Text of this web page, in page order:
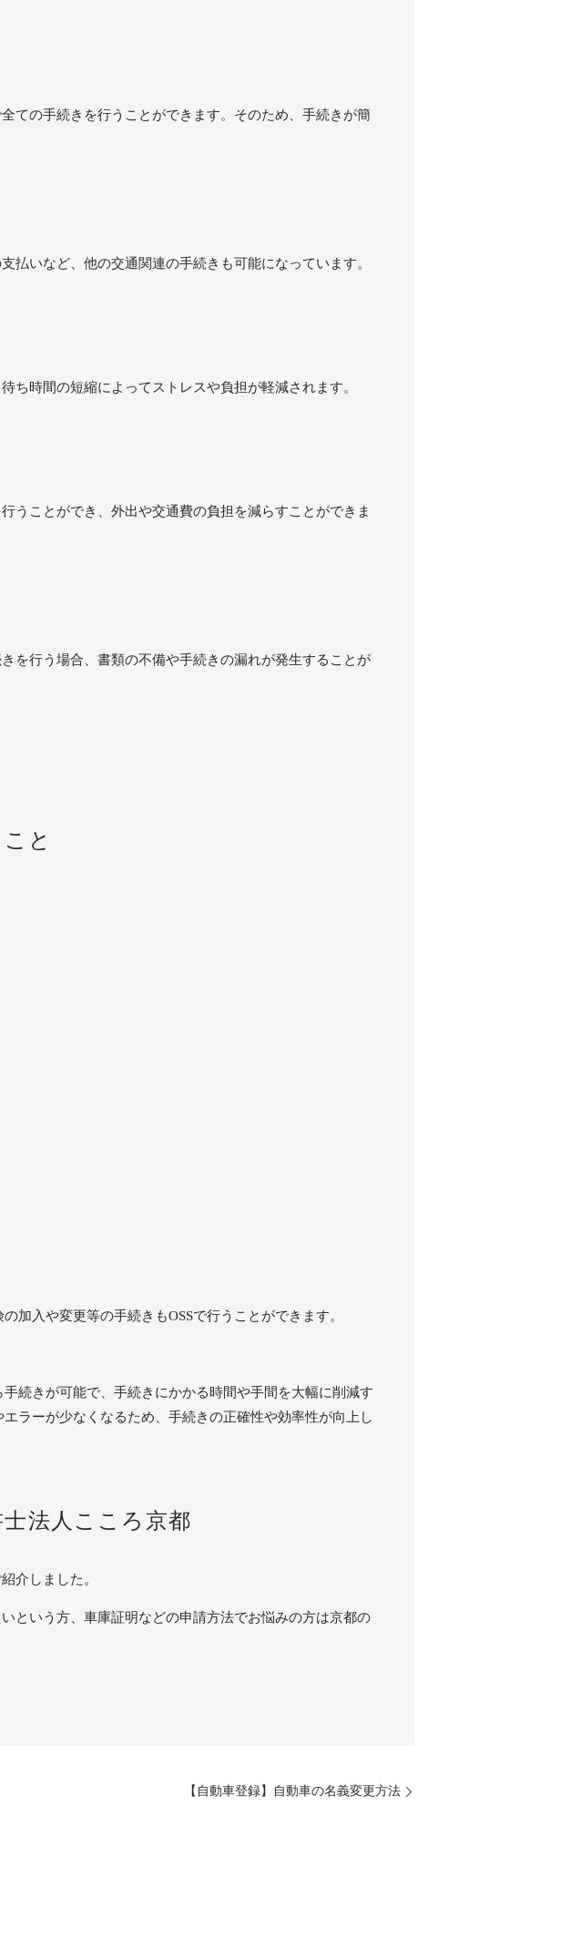
ての手続きを行うことができます。そのため、手続きが簡
払いなど、他の交通関連の手続きも可能になっています。
ち時間の短縮によってストレスや負担が軽減されます。
うことができ、外出や交通費の負担を減らすことができま
を行う場合、書類の不備や手続きの漏れが発生することが
と
加入や変更等の手続きもOSSで行うことができます。
続きが可能で、手続きにかかる時間や手間を大幅に削減す
ラーが少なくなるため、手続きの正確性や効率性が向上し
法人こころ京都
介しました。
という方、車庫証明などの申請方法でお悩みの方は京都の
【自動車登録】自動車の名義変更方法